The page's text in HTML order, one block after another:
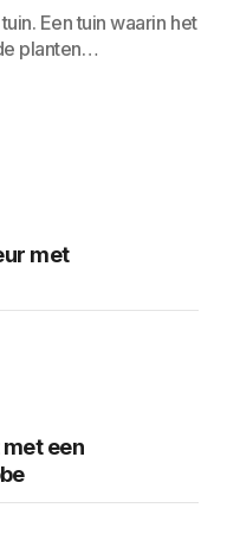
Een tuin waarin het
planten…
met
een